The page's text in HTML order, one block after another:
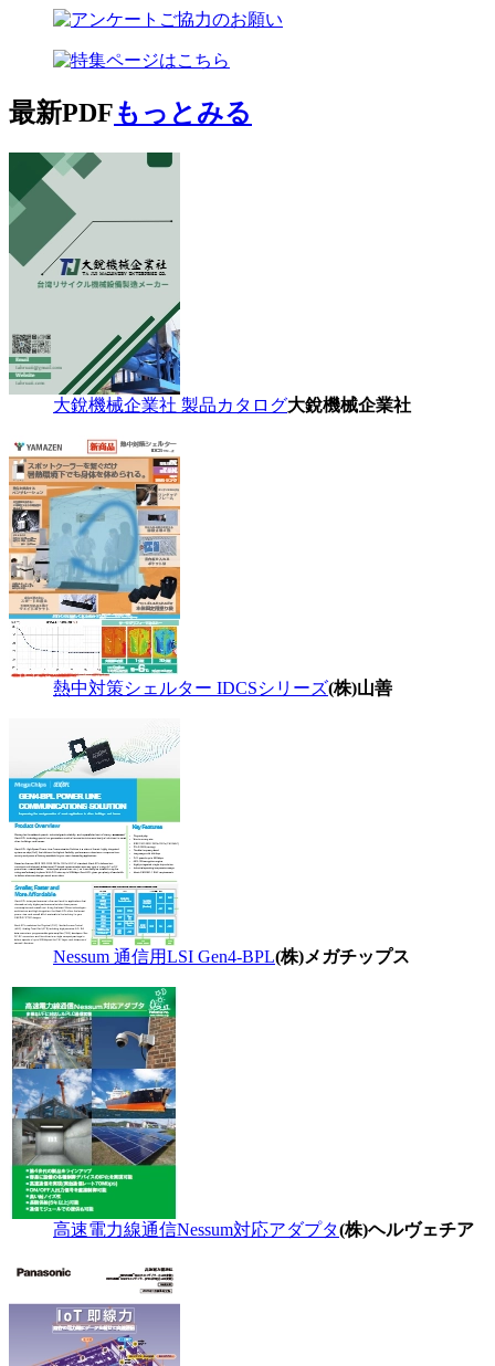
最新PDFもっとみる
大銳機械企業社 製品カタログ大銳機械企業社
熱中対策シェルター IDCSシリーズ(株)山善
Nessum 通信用LSI Gen4-BPL(株)メガチップス
高速電力線通信Nessum対応アダプタ(株)ヘルヴェチア